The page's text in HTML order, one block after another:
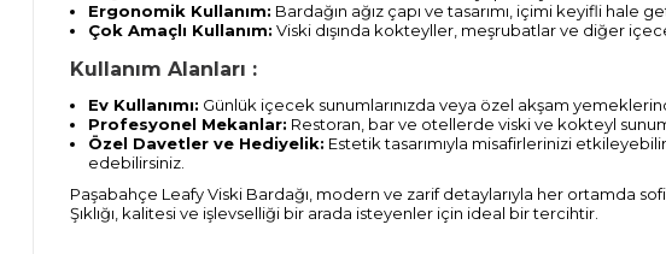
Ergonomik Kullanım: Bardağın ağız çapı ve tasarımı, içimi keyifli hale
Çok Amaçlı Kullanım: Viski dışında kokteyller, meşrubatlar ve diğer
Kullanım Alanları :
Ev Kullanımı: Günlük içecek sunumlarınızda veya özel akşam
Profesyonel Mekanlar: Restoran, bar ve otellerde viski ve kokteyl
Özel Davetler ve Hediyelik: Estetik tasarımıyla misafirlerinizi
edebilirsiniz.
Paşabahçe Leafy Viski Bardağı, modern ve zarif detaylarıyla her ortamda
Şıklığı, kalitesi ve işlevselliği bir arada isteyenler için ideal bir tercihtir.